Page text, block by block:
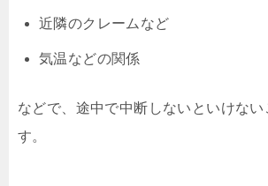
近隣のクレームなど
気温などの関係
などで、途中で中断しないといけない
す。